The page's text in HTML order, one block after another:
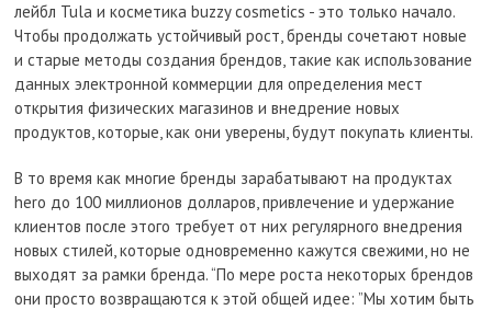
лейбл Tula и косметика buzzy cosmetics - это только начало.
Чтобы продолжать устойчивый рост, бренды сочетают новые
и старые методы создания брендов, такие как использование
данных электронной коммерции для определения мест
открытия физических магазинов и внедрение новых
продуктов, которые, как они уверены, будут покупать клиенты.
В то время как многие бренды зарабатывают на продуктах
hero до 100 миллионов долларов, привлечение и удержание
клиентов после этого требует от них регулярного внедрения
новых стилей, которые одновременно кажутся свежими, но не
выходят за рамки бренда. “По мере роста некоторых брендов
они просто возвращаются к этой общей идее: ”Мы хотим быть